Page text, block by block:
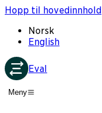
Hopp til hovedinnhold
Norsk
English
Eval
Meny